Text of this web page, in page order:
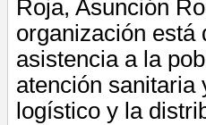
Roja, Asunción
organización está
asistencia a la
atención sanitaria
logístico y la